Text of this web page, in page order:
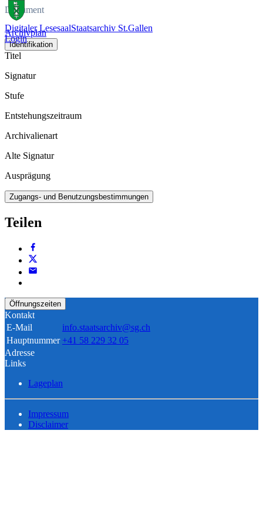
Digitaler LesesaalStaatsarchiv St.Gallen
Login
Dokument
Archivplan
Identifikation
Titel
Signatur
Stufe
Entstehungszeitraum
Archivalienart
Alte Signatur
Ausprägung
Zugangs- und Benutzungsbestimmungen
Teilen
Öffnungszeiten
Kontakt
E-Mail
info.staatsarchiv@sg.ch
Hauptnummer +41 58 229 32 05
Adresse
Links
Lageplan
Impressum
Disclaimer